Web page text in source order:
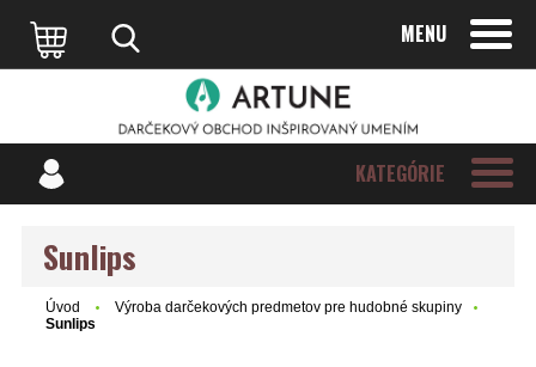
MENU
KATEGÓRIE
Sunlips
Úvod
Výroba darčekových predmetov pre hudobné skupiny
Sunlips